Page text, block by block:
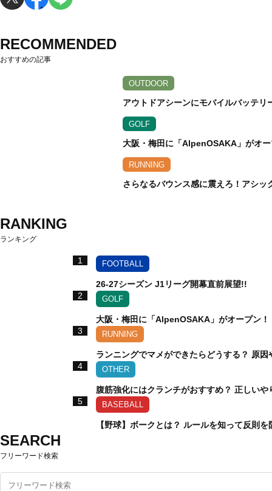
RECOMMENDED
おすすめの記事
OUTDOOR
アウトドアシーンにモバイルバッテ
GOLF
大阪・梅田に「AlpenOSAKA」がオ
RUNNING
さらなるバウンス感に震えろ！アシ
RANKING
ランキング
1 FOOTBALL
26-27シーズン J1リーグ開幕直前展望!!
2
GOLF
大阪・梅田に「AlpenOSAKA」がオープン
3
RUNNING
ランニングでマメができたらどうする？ 原
4
OTHER
腹筋強化にはクランチがおすすめ？ 正しいや
5
BASEBALL
【野球】ボークとは？ ルールを知って反則を
SEARCH
フリーワード検索